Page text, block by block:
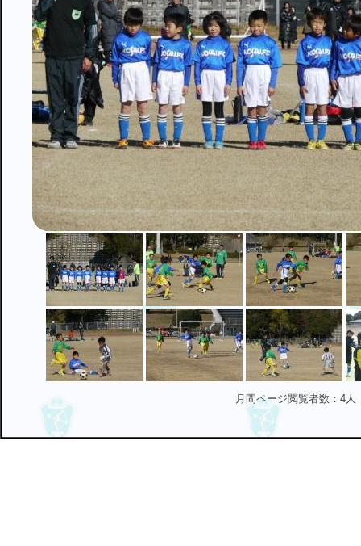
月間ページ閲覧者数：4人